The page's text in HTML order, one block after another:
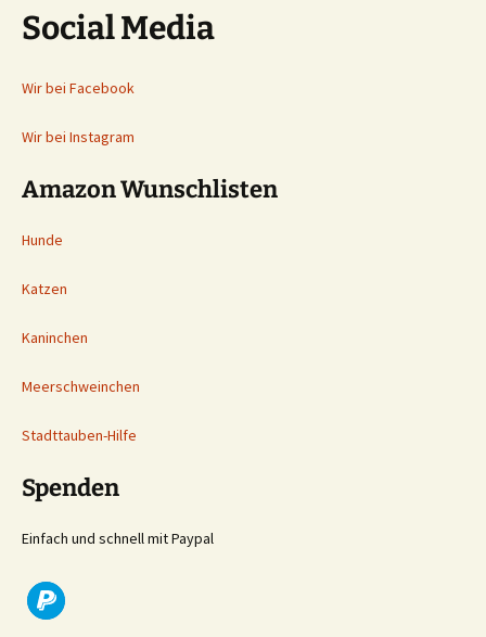
Social Media
Wir bei Facebook
Wir bei Instagram
Amazon Wunschlisten
Hunde
Katzen
Kaninchen
Meerschweinchen
Stadttauben-Hilfe
Spenden
Einfach und schnell mit Paypal